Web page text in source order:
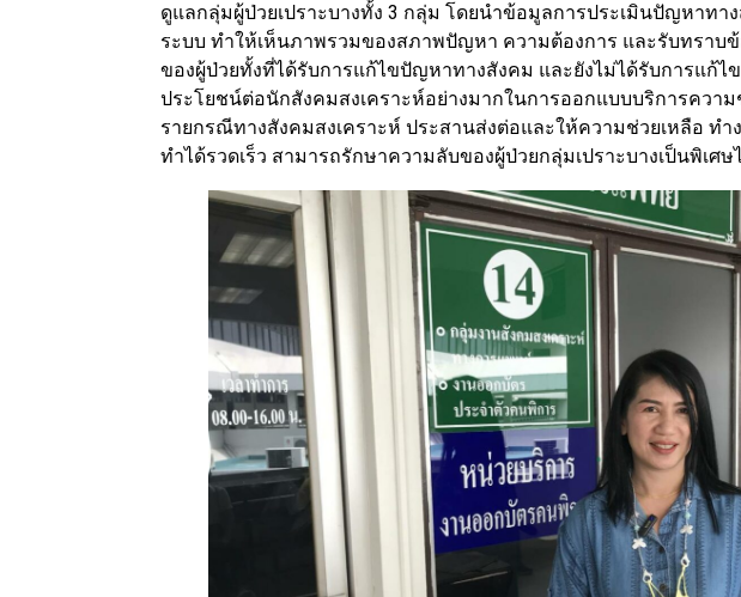
ดูแลกลุ่มผู้ป่วยเปราะบางทั้ง 3 กลุ่ม โดยนำข้อมูลการประเมินปัญหาทา
ระบบ ทำให้เห็นภาพรวมของสภาพปัญหา ความต้องการ และรับทราบ
ของผู้ป่วยทั้งที่ได้รับการแก้ไขปัญหาทางสังคม และยังไม่ได้รับการแก้ไข
ประโยชน์ต่อนักสังคมสงเคราะห์อย่างมากในการออกแบบบริการควา
รายกรณีทางสังคมสงเคราะห์ ประสานส่งต่อและให้ความช่วยเหลือ ท
ทำได้รวดเร็ว สามารถรักษาความลับของผู้ป่วยกลุ่มเปราะบางเป็นพิเศษ